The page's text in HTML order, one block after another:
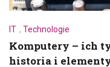
IT , Technologie
Komputery – ich
historia i